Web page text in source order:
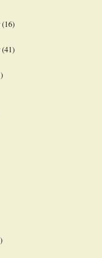
(16)
(41)